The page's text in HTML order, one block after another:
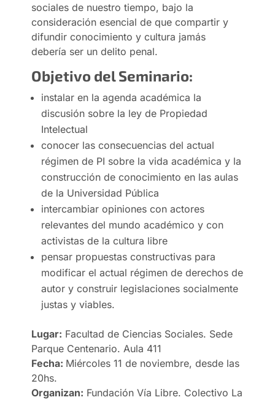
sociales de nuestro tiempo, bajo la
consideración esencial de que compartir y
difundir conocimiento y cultura jamás
debería ser un delito penal.
Objetivo del Seminario:
instalar en la agenda académica la
discusión sobre la ley de Propiedad
Intelectual
conocer las consecuencias del actual
régimen de PI sobre la vida académica y la
construcción de conocimiento en las aulas
de la Universidad Pública
intercambiar opiniones con actores
relevantes del mundo académico y con
activistas de la cultura libre
pensar propuestas constructivas para
modificar el actual régimen de derechos de
autor y construir legislaciones socialmente
justas y viables.
Lugar: Facultad de Ciencias Sociales. Sede
Parque Centenario. Aula 411
Fecha: Miércoles 11 de noviembre, desde las
20hs.
Organizan: Fundación Vía Libre. Colectivo La